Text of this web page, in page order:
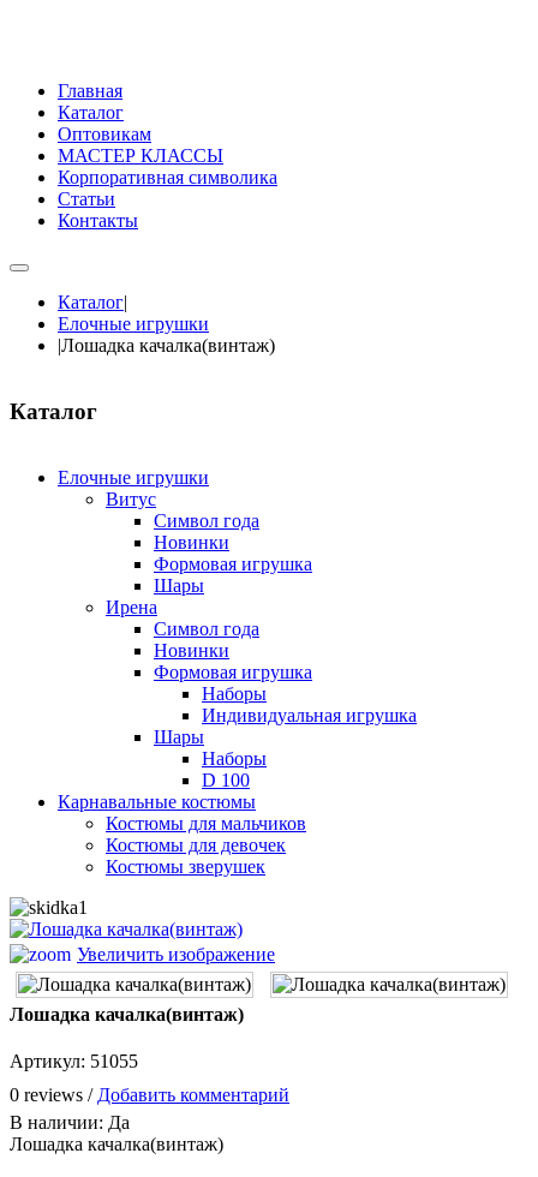
Главная
Каталог
Оптовикам
МАСТЕР КЛАССЫ
Корпоративная символика
Статьи
Контакты
Каталог|
Елочные игрушки
|Лошадка качалка(винтаж)
Каталог
Елочные игрушки
Витус
Символ года
Новинки
Формовая игрушка
Шары
Ирена
Символ года
Новинки
Формовая игрушка
Наборы
Индивидуальная игрушка
Шары
Наборы
D 100
Карнавальные костюмы
Костюмы для мальчиков
Костюмы для девочек
Костюмы зверушек
Увеличить изображение
Лошадка качалка(винтаж)
Артикул: 51055
0 reviews / Добавить комментарий
В наличии: Да
Лошадка качалка(винтаж)